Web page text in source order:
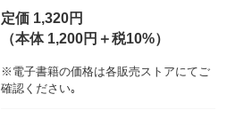
定価 1,320円
（本体 1,200円＋税10%）
※電子書籍の価格は各販売ストアにてご
確認ください｡